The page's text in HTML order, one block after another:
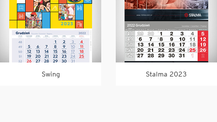
Swing Stalma 2023